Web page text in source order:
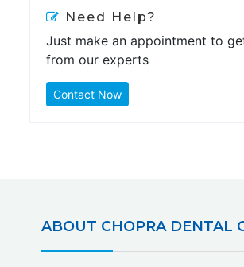
Need Help?
Just make an appointment to
from our experts
Contact Now
ABOUT CHOPRA DENTAL